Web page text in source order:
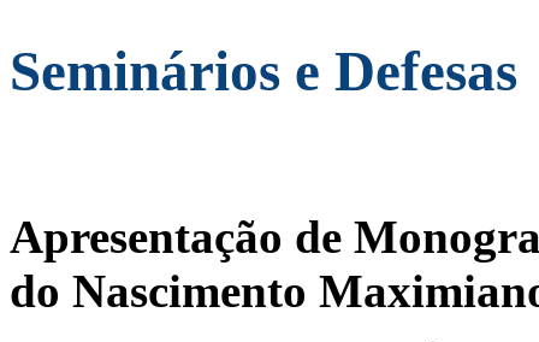
Seminários e Defesas
Apresentação de
do Nascimento